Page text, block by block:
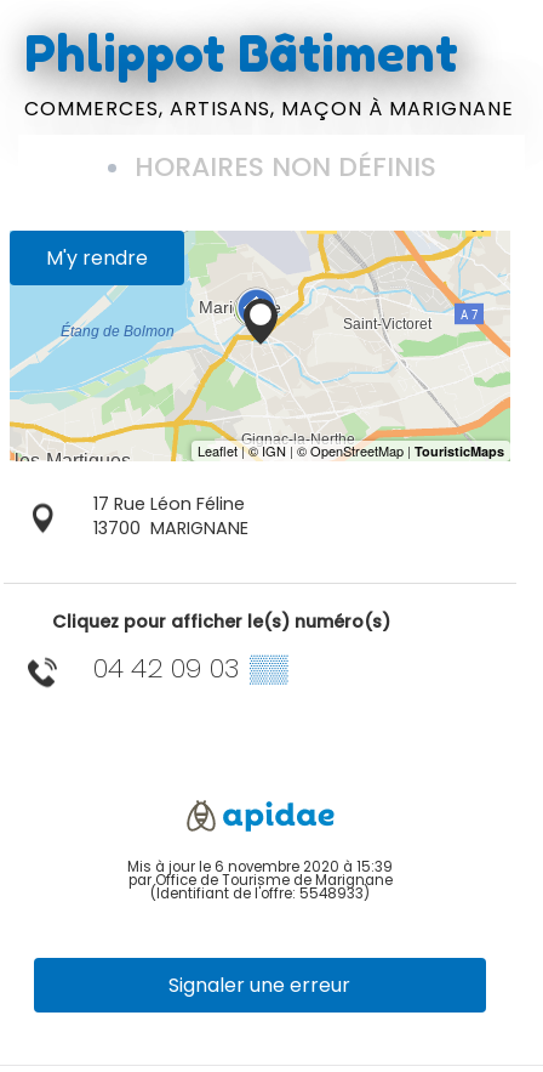
Phlippot Bâtiment
COMMERCES, ARTISANS, MAÇON À MARIGNANE
HORAIRES NON DÉFINIS
M'y rendre
17 Rue Léon Féline
13700 MARIGNANE
Cliquez pour afficher le(s) numéro(s)
04 42 09 03 ▒▒
Mis à jour le 6 novembre 2020 à 15:39
par Office de Tourisme de Marignane
(Identifiant de l'offre: 5548933)
Signaler une erreur